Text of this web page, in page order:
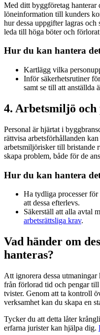
Med ditt byggföretag hanterar
löneinformation till kunders
hur dessa uppgifter lagras
leda till höga böter och
Hur du kan hantera
Kartlägg vilka
Inför säkerhetsrutiner
samt se till att anställda
4. Arbetsmiljö och
Personal är hjärtat i
rättvisa arbetsförhållanden
arbetsmiljörisker till bristande
skapa problem, både för de
Hur du kan hantera
Ha tydliga processer
att dessa efterlevs.
Säkerställ att alla avtal
arbetsrättsliga krav.
Vad händer om
hanteras?
Att ignorera dessa
från förlorad tid och pengar
tvister. Genom att ta kontroll
verksamhet kan du skapa en
Tycker du att detta låter
erfarna jurister kan hjälpa dig.